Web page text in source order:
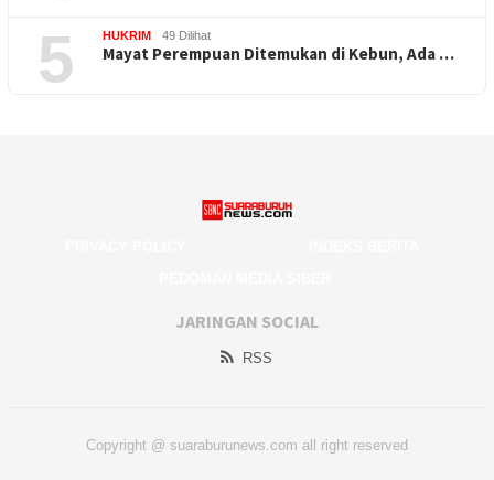
5 HUKRIM 49 Dilihat
Mayat Perempuan Ditemukan di Kebun, Ada …
JARINGAN SOCIAL
RSS
Copyright @ suaraburunews.com all right reserved